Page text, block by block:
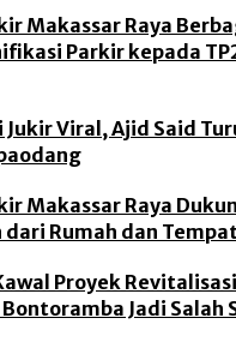
Makassar Raya
Parkir kepada
Viral, Ajid Said
Makassar Raya
dari Rumah dan
Proyek
Bontoramba Jadi Salah